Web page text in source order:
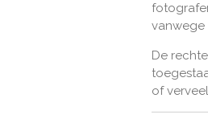
vanwege
De
of